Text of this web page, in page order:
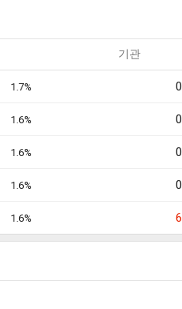
기관
1.7% 0
1.6% 0
1.6% 0
1.6% 0
1.6% 6